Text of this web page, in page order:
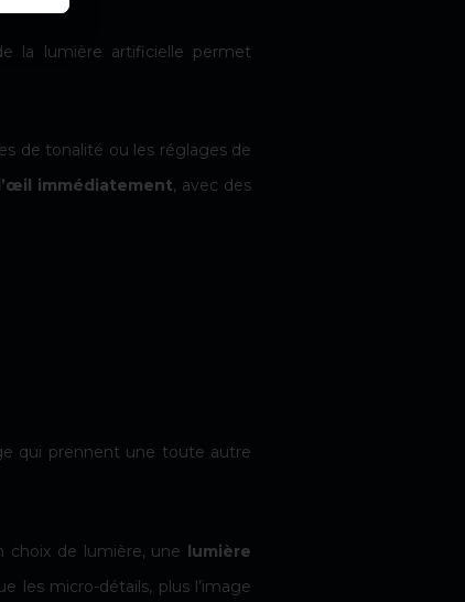
la lumière artificielle permet
de tonalité ou les réglages de
immédiatement, avec des
qui prennent une toute autre
choix de lumière, une lumière
les micro-détails, plus l’image